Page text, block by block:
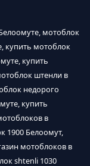
мотоблок
купить мотоблок
купить
штенли в
недорого
купить
в
1900 Белоомут,
мотоблоков в
shtenli 1030